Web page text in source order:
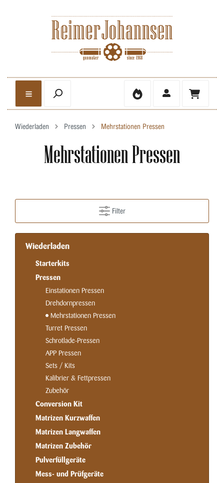
Wiederladen Pressen Mehrstationen Pressen
Mehrstationen Pressen
Filter
Wiederladen
Starterkits
Pressen
Einstationen Pressen
Drehdornpressen
Mehrstationen Pressen
Turret Pressen
Schrotlade-Pressen
APP Pressen
Sets / Kits
Kalibrier & Fettpressen
Zubehör
Conversion Kit
Matrizen Kurzwaffen
Matrizen Langwaffen
Matrizen Zubehör
Pulverfüllgeräte
Mess- und Prüfgeräte